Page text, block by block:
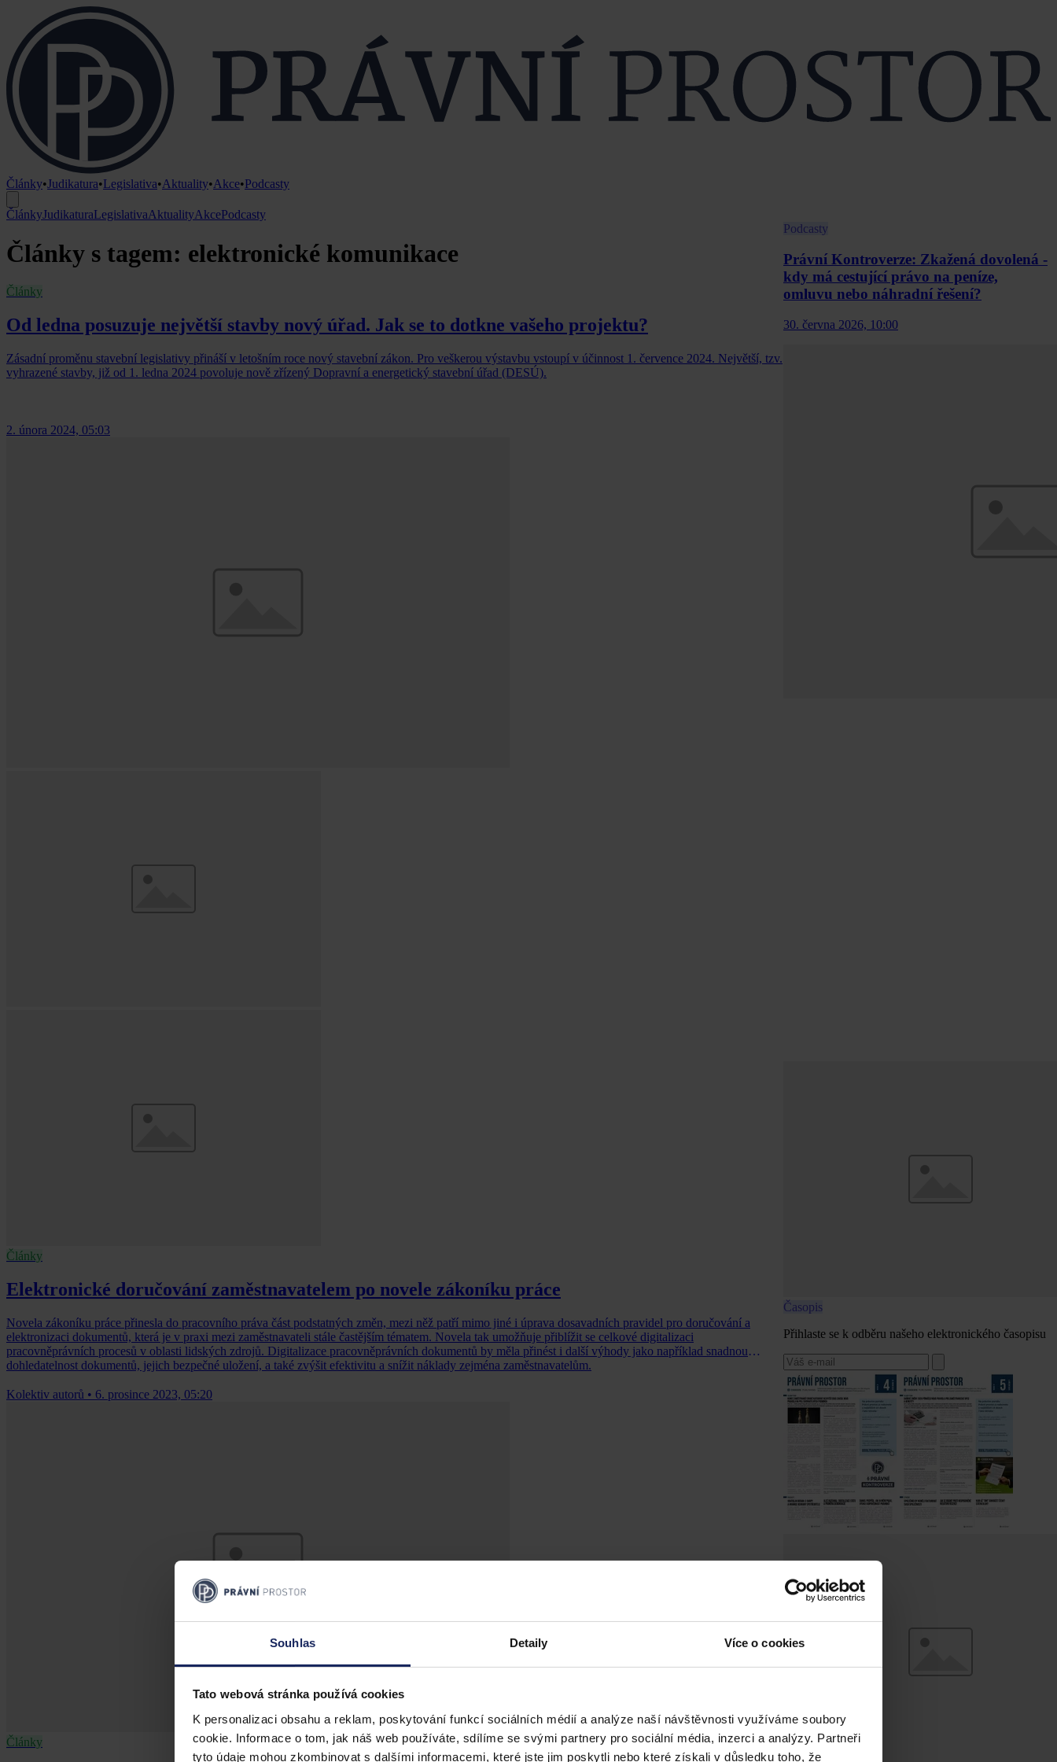
Souhlas Detaily Více o cookies
Tato webová stránka používá cookies
K personalizaci obsahu a reklam, poskytování funkcí sociálních médií a analýze naší návštěvnosti využíváme soubory
cookie. Informace o tom, jak náš web používáte, sdílíme se svými partnery pro sociální média, inzerci a analýzy. Partneři
tyto údaje mohou zkombinovat s dalšími informacemi, které jste jim poskytli nebo které získali v důsledku toho, že
Články•Judikatura•Legislativa•Aktuality•Akce•Podcasty
ČlánkyJudikaturaLegislativaAktualityAkcePodcasty
Články s tagem: elektronické komunikace
Články
Od ledna posuzuje největší stavby nový úřad. Jak se to dotkne vašeho projektu?
Zásadní proměnu stavební legislativy přináší v letošním roce nový stavební zákon. Pro veškerou výstavbu vstoupí v účinnost 1. července 2024. Největší, tzv.
vyhrazené stavby, již od 1. ledna 2024 povoluje nově zřízený Dopravní a energetický stavební úřad (DESÚ).
2. února 2024, 05:03
Články
Elektronické doručování zaměstnavatelem po novele zákoníku práce
Novela zákoníku práce přinesla do pracovního práva část podstatných změn, mezi něž patří mimo jiné i úprava dosavadních pravidel pro doručování a
elektronizaci dokumentů, která je v praxi mezi zaměstnavateli stále častějším tématem. Novela tak umožňuje přiblížit se celkové digitalizaci
pracovněprávních procesů v oblasti lidských zdrojů. Digitalizace pracovněprávních dokumentů by měla přinést i další výhody jako například snadnou
dohledatelnost dokumentů, jejich bezpečné uložení, a také zvýšit efektivitu a snížit náklady zejména zaměstnavatelům.
Kolektiv autorů • 6. prosince 2023, 05:20
Články
Podcasty
Právní Kontroverze: Zkažená dovolená -
kdy má cestující právo na peníze,
omluvu nebo náhradní řešení?
30. června 2026, 10:00
Časopis
Přihlaste se k odběru našeho elektronického časopisu